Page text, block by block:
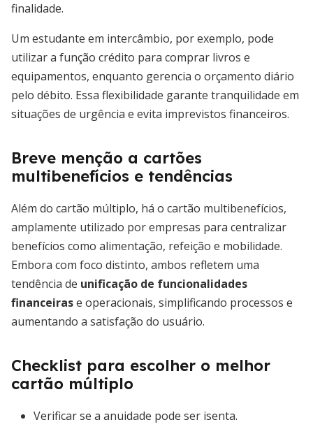
finalidade.
Um estudante em intercâmbio, por exemplo, pode
utilizar a função crédito para comprar livros e
equipamentos, enquanto gerencia o orçamento diário
pelo débito. Essa flexibilidade garante tranquilidade em
situações de urgência e evita imprevistos financeiros.
Breve menção a cartões
multibenefícios e tendências
Além do cartão múltiplo, há o cartão multibenefícios,
amplamente utilizado por empresas para centralizar
benefícios como alimentação, refeição e mobilidade.
Embora com foco distinto, ambos refletem uma
tendência de unificação de funcionalidades
financeirase operacionais, simplificando processos e
aumentando a satisfação do usuário.
Checklist para escolher o melhor
cartão múltiplo
Verificar se a anuidade pode ser isenta.